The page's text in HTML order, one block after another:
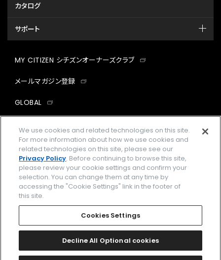
カタログ
サポート
MY CITIZEN シチズンオーナーズクラブ
メールマガジン登録
GLOBAL
facebookinstagramtwitter
企業情報 ご利用規約
プライバシーポリシー Cookies Settings
Amazon PayはAmazon.com, Inc.またはその関連会社の商標です。
We use cookies and related technologies on this site.
For more information about how we use cookies and
related technologies on this site, please see our
Privacy Policy. Before continuing to browse this site,
please review your cookie settings and confirm your
selection. You can change them at any time by
accessing the "Cookie Settings" link in the footer of
this site.
Cookies Settings
Decline All Optional cookies